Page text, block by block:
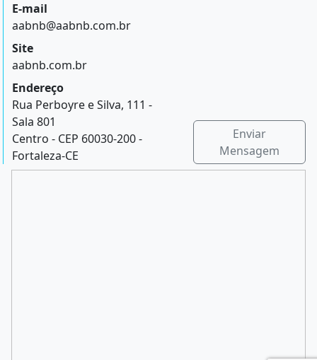
E-mail
aabnb@aabnb.com.br
Site
aabnb.com.br
Endereço
Rua Perboyre e Silva, 111 -
Sala 801
Centro - CEP 60030-200 -
Fortaleza-CE
Enviar
Mensagem